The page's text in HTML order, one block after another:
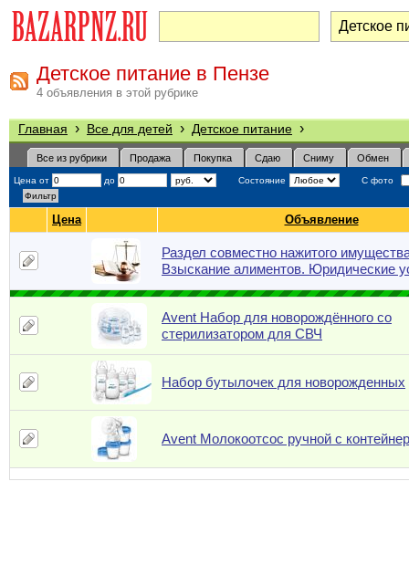
Детское питание в Пензе
4 объявления в этой рубрике
Главная › Все для детей › Детское питание ›
Все из рубрики Продажа Покупка Сдаю Сниму Обмен
Цена от до Состояние С фото
Цена Объявление
Раздел совместно нажитого
Взыскание алиментов. Юридические
Avent Набор для новорождённого со
стерилизатором для СВЧ
Набор бутылочек для новорожденных
Avent Молокоотсос ручной с